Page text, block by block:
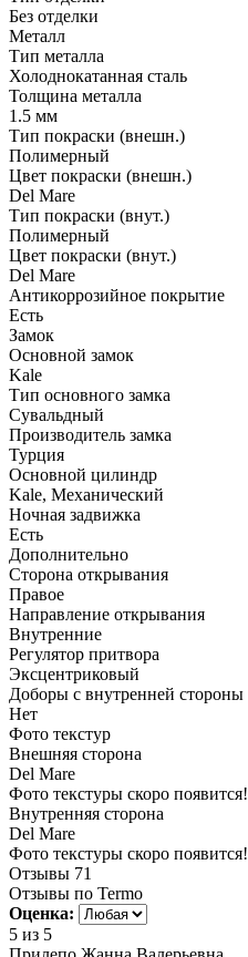
Без отделки
Металл
Тип металла
Холоднокатанная сталь
Толщина металла
1.5 мм
Тип покраски (внешн.)
Полимерный
Цвет покраски (внешн.)
Del Mare
Тип покраски (внут.)
Полимерный
Цвет покраски (внут.)
Del Mare
Антикоррозийное покрытие
Есть
Замок
Основной замок
Kale
Тип основного замка
Сувальдный
Производитель замка
Турция
Основной цилиндр
Kale, Механический
Ночная задвижка
Есть
Дополнительно
Сторона открывания
Правое
Направление открывания
Внутренние
Регулятор притвора
Эксцентриковый
Доборы с внутренней стороны
Нет
Фото текстур
Внешняя сторона
Del Mare
Фото текстуры скоро появится!
Внутренняя сторона
Del Mare
Фото текстуры скоро появится!
Отзывы 71
Отзывы по Termo
Оценка:
5 из 5